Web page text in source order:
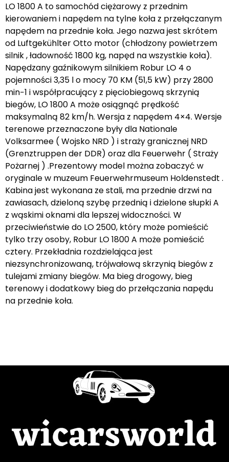
LO 1800 A to samochód ciężarowy z przednim
kierowaniem i napędem na tylne koła z przełączanym
napędem na przednie koła. Jego nazwa jest skrótem
od Luftgekühlter Otto motor (chłodzony powietrzem
silnik , ładowność 1800 kg, napęd na wszystkie koła).
Napędzany gaźnikowym silnikiem Robur LO 4 o
pojemności 3,35 l o mocy 70 KM (51,5 kW) przy 2800
min−1 i współpracujący z pięciobiegową skrzynią
biegów, LO 1800 A może osiągnąć prędkość
maksymalną 82 km/h. Wersja z napędem 4×4. Wersje
terenowe przeznaczone były dla Nationale
Volksarmee ( Wojsko NRD ) i straży granicznej NRD
(Grenztruppen der DDR) oraz dla Feuerwehr ( Straży
Pożarnej ) .Prezentowy model można zobaczyć w
oryginale w muzeum Feuerwehrmuseum Holdenstedt .
Kabina jest wykonana ze stali, ma przednie drzwi na
zawiasach, dzieloną szybę przednią i dzielone słupki A
z wąskimi oknami dla lepszej widoczności. W
przeciwieństwie do LO 2500, który może pomieścić
tylko trzy osoby, Robur LO 1800 A może pomieścić
cztery. Przekładnia rozdzielająca jest
niezsynchronizowaną, trójwałową skrzynią biegów z
tulejami zmiany biegów. Ma bieg drogowy, bieg
terenowy i dodatkowy bieg do przełączania napędu
na przednie koła.